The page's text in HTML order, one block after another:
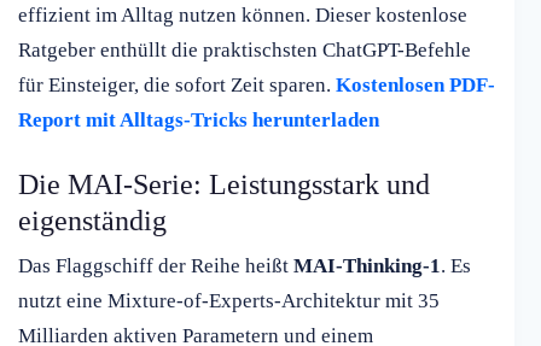
effizient im Alltag nutzen können. Dieser kostenlose
Ratgeber enthüllt die praktischsten ChatGPT-Befehle
für Einsteiger, die sofort Zeit sparen. Kostenlosen PDF-
Report mit Alltags-Tricks herunterladen
Die MAI-Serie: Leistungsstark und
eigenständig
Das Flaggschiff der Reihe heißt MAI-Thinking-1. Es
nutzt eine Mixture-of-Experts-Architektur mit 35
Milliarden aktiven Parametern und einem